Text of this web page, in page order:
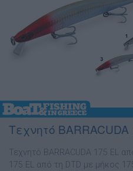
Τεχνητό
Τεχνητό BARRACUDA 175 EL
175 EL από τη DTD με μήκος